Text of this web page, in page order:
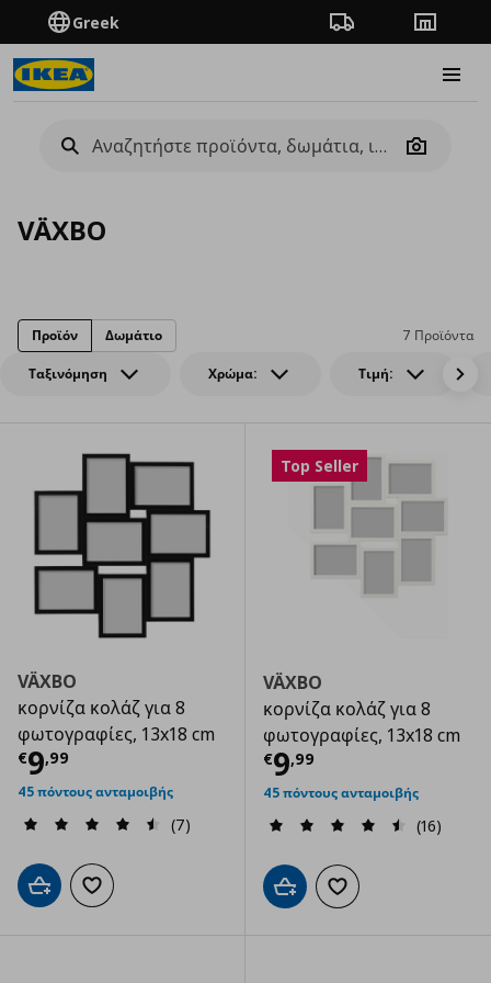
Greek Πορεία παραγγελίας
Camera
VÄXBO
Ταξινόμηση Χρώμα: Τιμή:
7 Προϊόντα
Προϊόν Δωμάτιο
VÄXBO
κορνίζα κολάζ για 8
φωτογραφίες, 13x18 cm
€9,99
Τρέχουσα τιμή € 9,99
45 πόντους ανταμοιβής
(7)
Προσθήκη στο καλάθι
Προσθήκη στα αγαπημένα
Top Seller
VÄXBO
κορνίζα κολάζ για 8
φωτογραφίες, 13x18 cm
€9,99
Τρέχουσα
45 πόντους ανταμοιβής
(16)
Προσθήκη στο καλάθι
Προσθήκη στα